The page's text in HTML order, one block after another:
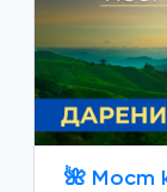
🌺 Мост